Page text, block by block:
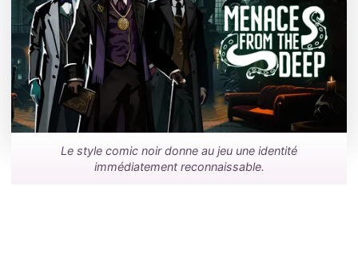
Le style comic noir donne au jeu une identité
immédiatement reconnaissable.